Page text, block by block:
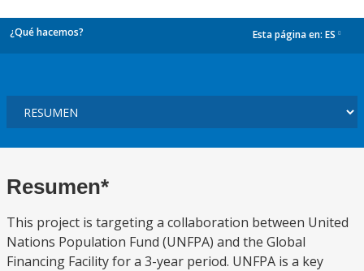
¿Qué hacemos? Esta página en: ES
Resumen*
This project is targeting a collaboration between United
Nations Population Fund (UNFPA) and the Global
Financing Facility for a 3-year period. UNFPA is a key